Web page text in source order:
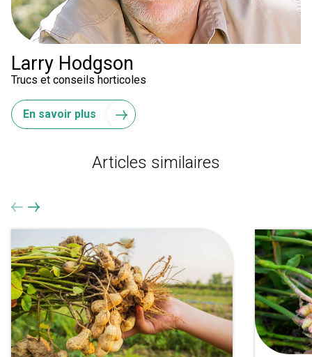
Larry Hodgson
Trucs et conseils horticoles
En savoir plus
Articles similaires